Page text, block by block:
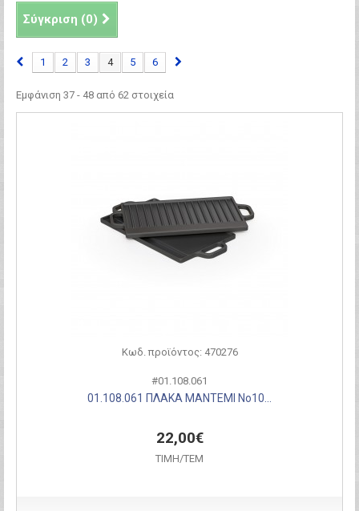
Σύγκριση (0)
1 2 3 4 5 6
Εμφάνιση 37 - 48 από 62 στοιχεία
Κωδ. προϊόντος: 470276
#01.108.061
01.108.061 ΠΛΑΚΑ ΜΑΝΤΕΜΙ Νο10...
22,00€
ΤΙΜH/ΤΕΜ